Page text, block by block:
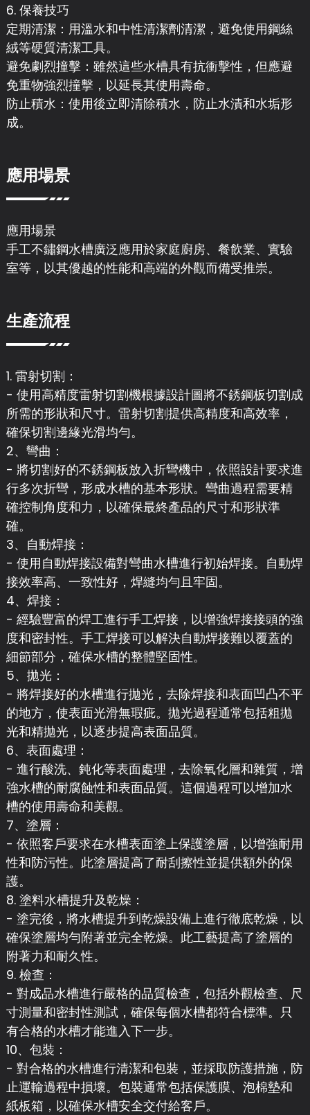
6. 保養技巧
定期清潔：用溫水和中性清潔劑清潔，避免使用鋼絲
絨等硬質清潔工具。
避免劇烈撞擊：雖然這些水槽具有抗衝擊性，但應避
免重物強烈撞擊，以延長其使用壽命。
防止積水：使用後立即清除積水，防止水漬和水垢形
成。
應用場景
應用場景
手工不鏽鋼水槽廣泛應用於家庭廚房、餐飲業、實驗
室等，以其優越的性能和高端的外觀而備受推崇。
生產流程
1. 雷射切割：
- 使用高精度雷射切割機根據設計圖將不銹鋼板切割成
所需的形狀和尺寸。雷射切割提供高精度和高效率，
確保切割邊緣光滑均勻。
2、彎曲：
- 將切割好的不銹鋼板放入折彎機中，依照設計要求進
行多次折彎，形成水槽的基本形狀。彎曲過程需要精
確控制角度和力，以確保最終產品的尺寸和形狀準
確。
3、自動焊接：
- 使用自動焊接設備對彎曲水槽進行初始焊接。自動焊
接效率高、一致性好，焊縫均勻且牢固。
4、焊接：
- 經驗豐富的焊工進行手工焊接，以增強焊接接頭的強
度和密封性。手工焊接可以解決自動焊接難以覆蓋的
細節部分，確保水槽的整體堅固性。
5、拋光：
- 將焊接好的水槽進行拋光，去除焊接和表面凹凸不平
的地方，使表面光滑無瑕疵。拋光過程通常包括粗拋
光和精拋光，以逐步提高表面品質。
6、表面處理：
- 進行酸洗、鈍化等表面處理，去除氧化層和雜質，增
強水槽的耐腐蝕性和表面品質。這個過程可以增加水
槽的使用壽命和美觀。
7、塗層：
- 依照客戶要求在水槽表面塗上保護塗層，以增強耐用
性和防污性。此塗層提高了耐刮擦性並提供額外的保
護。
8. 塗料水槽提升及乾燥：
- 塗完後，將水槽提升到乾燥設備上進行徹底乾燥，以
確保塗層均勻附著並完全乾燥。此工藝提高了塗層的
附著力和耐久性。
9. 檢查：
- 對成品水槽進行嚴格的品質檢查，包括外觀檢查、尺
寸測量和密封性測試，確保每個水槽都符合標準。只
有合格的水槽才能進入下一步。
10、包裝：
- 對合格的水槽進行清潔和包裝，並採取防護措施，防
止運輸過程中損壞。包裝通常包括保護膜、泡棉墊和
紙板箱，以確保水槽安全交付給客戶。